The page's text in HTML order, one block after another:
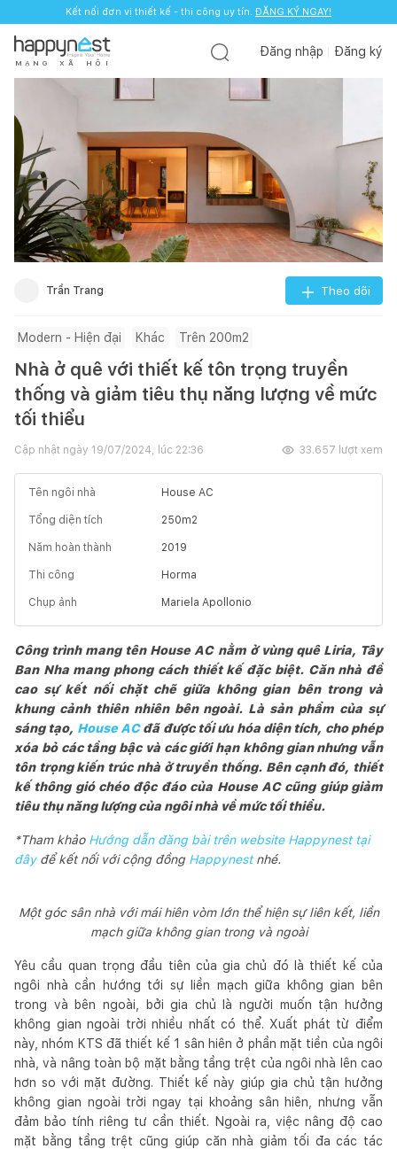
Kết nối đơn vị thiết kế - thi công uy tín. ĐĂNG KÝ NGAY!
M Ạ N G X Ã H Ộ I
Đăng nhập Đăng ký
Trần Trang Theo dõi
Modern - Hiện đại Khác Trên 200m2
Nhà ở quê với thiết kế tôn trọng truyền
thống và giảm tiêu thụ năng lượng về mức
tối thiểu
Cập nhật ngày 19/07/2024, lúc 22:36 33.657 lượt xem
Tên ngôi nhà House AC
Tổng diện tích 250m2
Năm hoàn thành 2019
Thi công Horma
Chụp ảnh Mariela Apollonio
Công trình mang tên House AC nằm ở vùng quê Liria, Tây
Ban Nha mang phong cách thiết kế đặc biệt. Căn nhà đề
cao sự kết nối chặt chẽ giữa không gian bên trong và
khung cảnh thiên nhiên bên ngoài. Là sản phẩm của sự
sáng tạo, House ACđã được tối ưu hóa diện tích, cho phép
xóa bỏ các tầng bậc và các giới hạn không gian nhưng vẫn
tôn trọng kiến trúc nhà ở truyền thống. Bên cạnh đó, thiết
kế thông gió chéo độc đáo của House AC cũng giúp giảm
tiêu thụ năng lượng của ngôi nhà về mức tối thiểu.
*Tham khảo Hướng dẫn đăng bài trên website Happynest tại
đâyđể kết nối với cộng đồng Happynest nhé.
Một góc sân nhà với mái hiên vòm lớn thể hiện sự liên kết, liền
mạch giữa không gian trong và ngoài
Yêu cầu quan trọng đầu tiên của gia chủ đó là thiết kế của
ngôi nhà cần hướng tới sự liền mạch giữa không gian bên
trong và bên ngoài, bởi gia chủ là người muốn tận hưởng
không gian ngoài trời nhiều nhất có thể. Xuất phát từ điểm
này, nhóm KTS đã thiết kế 1 sân hiên ở phần mặt tiền của ngôi
nhà, và nâng toàn bộ mặt bằng tầng trệt của ngôi nhà lên cao
hơn so với mặt đường. Thiết kế này giúp gia chủ tận hưởng
không gian ngoài trời ngay tại khoảng sân hiên, nhưng vẫn
đảm bảo tính riêng tư cần thiết. Ngoài ra, việc nâng độ cao
mặt bằng tầng trệt cũng giúp căn nhà giảm tối đa các tác